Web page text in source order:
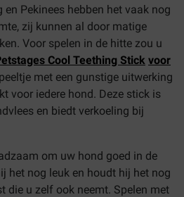
Pekinees hebben het vaak nog
zij kunnen al door matige
Voor spelen in de hitte zou u
Cool Teething Stick voor
met een gunstige uitwerking
voor iedere hond. Deze stick is
en biedt verkoeling bij
om uw hond goed in de
het nog leuk en houdt hij het nog
die u zelf ook neemt. Spelen met